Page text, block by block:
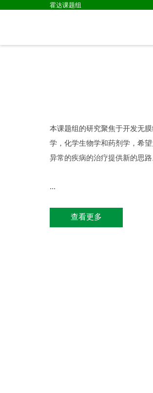
霍达课题组
本课题组的研究聚焦于开发无
学，化学生物学和药剂学，希
异常的疾病的治疗提供新的思路
...
查看更多